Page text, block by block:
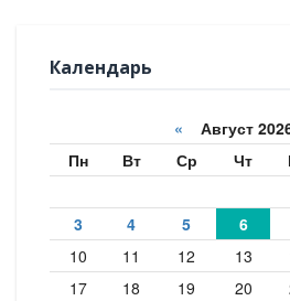
Календарь
« Август
Пн
Вт Ср Чт
3
4 5 6
10
11 12 13
17
18 19 20